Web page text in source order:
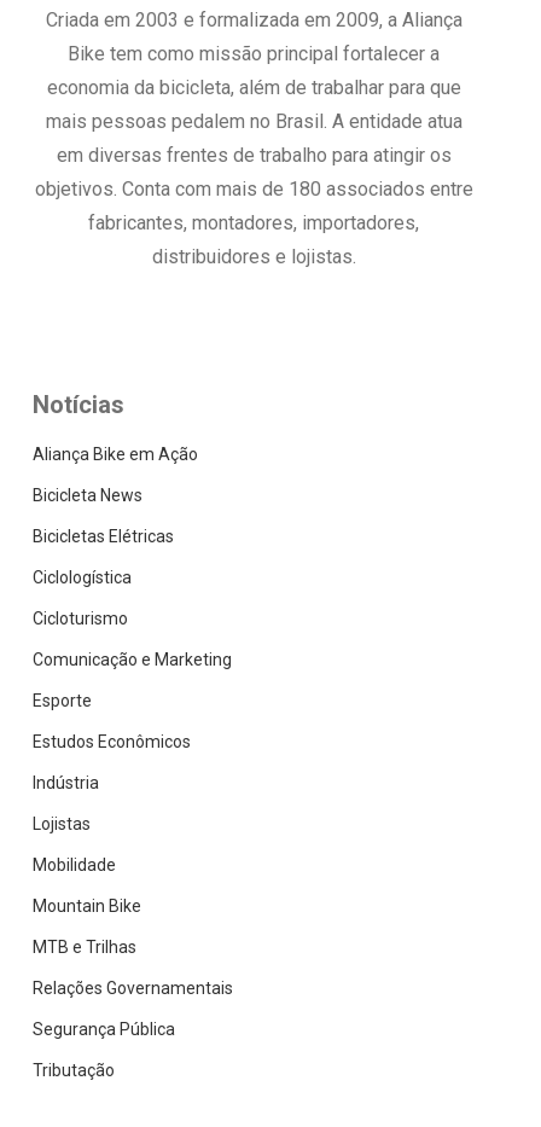
Criada em 2003 e formalizada em 2009, a Aliança
Bike tem como missão principal fortalecer a
economia da bicicleta, além de trabalhar para que
mais pessoas pedalem no Brasil. A entidade atua
em diversas frentes de trabalho para atingir os
objetivos. Conta com mais de 180 associados entre
fabricantes, montadores, importadores,
distribuidores e lojistas.
Notícias
Aliança Bike em Ação
Bicicleta News
Bicicletas Elétricas
Ciclologística
Cicloturismo
Comunicação e Marketing
Esporte
Estudos Econômicos
Indústria
Lojistas
Mobilidade
Mountain Bike
MTB e Trilhas
Relações Governamentais
Segurança Pública
Tributação